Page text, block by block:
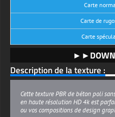
Carte
Carte de
Carte
Description de la texture :
Cette texture PBR de béton poli
en haute résolution HD 4k est
ou vos compositions de design